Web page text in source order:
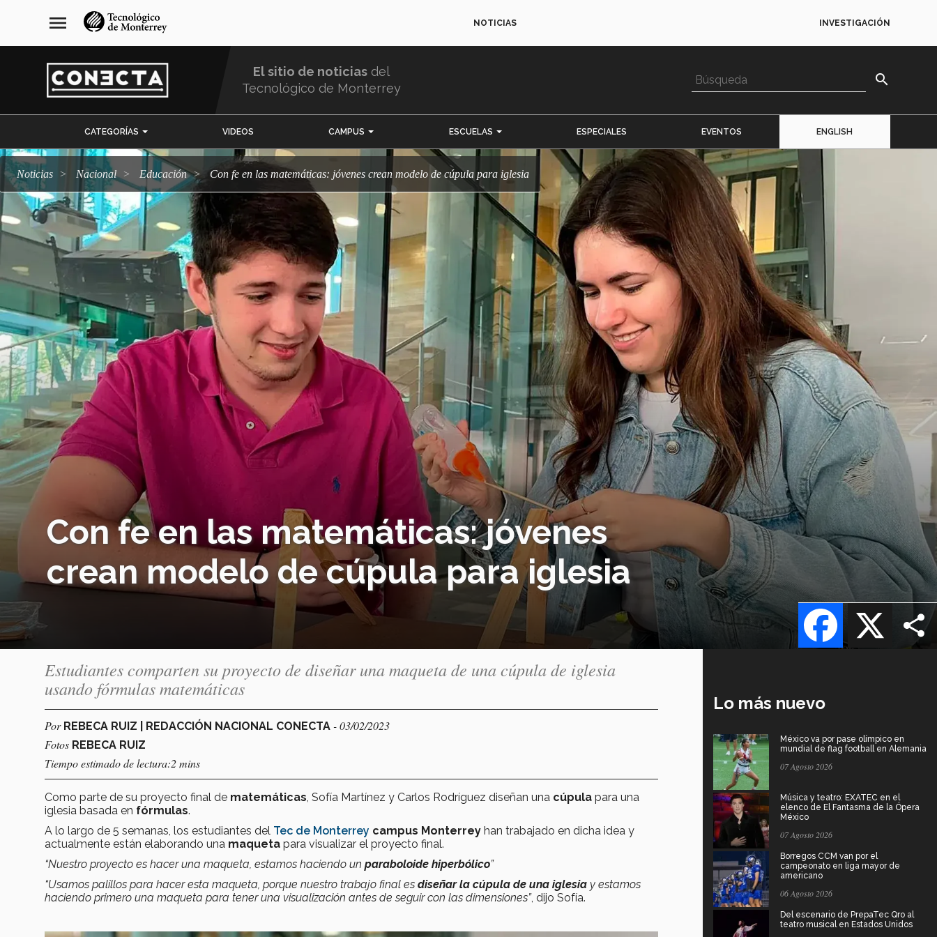
navegación
principal
menu NOTICIAS INVESTIGACIÓN
El sitio de noticias del
Tecnológico de Monterrey
search
CATEGORÍAS VIDEOS CAMPUS ESCUELAS ESPECIALES EVENTOS ENGLISH
Noticias Nacional Educación Con fe en las matemáticas: jóvenes crean modelo de cúpula para iglesia
Con fe en las matemáticas: jóvenes
crean modelo de cúpula para iglesia
X
Facebook
Estudiantes comparten su proyecto de diseñar una maqueta de una cúpula de iglesia
usando fórmulas matemáticas
Por REBECA RUIZ | REDACCIÓN NACIONAL CONECTA - 03/02/2023
Fotos REBECA RUIZ
Tiempo estimado de lectura:2 mins
Como parte de su proyecto final de matemáticas , Sofía Martínez y Carlos Rodríguez diseñan una cúpula para una
iglesia basada en fórmulas.
A lo largo de 5 semanas, los estudiantes del Tec de Monterrey campus Monterrey han trabajado en dicha idea y
actualmente están elaborando una maqueta para visualizar el proyecto final.
“Nuestro proyecto es hacer una maqueta, estamos haciendo un paraboloide hiperbólico”
“Usamos palillos para hacer esta maqueta, porque nuestro trabajo final es diseñar la cúpula de una iglesia y estamos
haciendo primero una maqueta para tener una visualización antes de seguir con las dimensiones”, dijo Sofía.
Lo más nuevo
México va por pase olímpico en
mundial de flag football en Alemania
07 Agosto 2026
Música y teatro: EXATEC en el
elenco de El Fantasma de la Ópera
México
07 Agosto 2026
Borregos CCM van por el
campeonato en liga mayor de
americano
06 Agosto 2026
Del escenario de PrepaTec Qro al
teatro musical en Estados Unidos